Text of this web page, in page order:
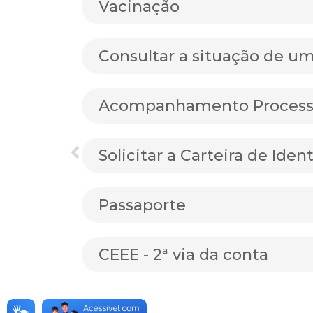
Vacinação
Consultar a situação de
Acompanhamento
Solicitar a Carteira de
Passaporte
CEEE - 2ª via da conta